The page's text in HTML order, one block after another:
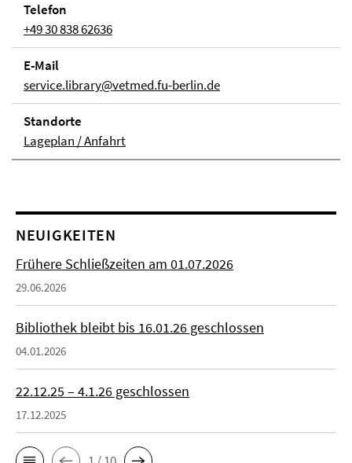
Telefon
+49 30 838 62636
E-Mail
service.library@vetmed.fu-berlin.de
Stand­orte
Lageplan / Anfahrt
NEUIGKEITEN
Frühere Schließzeiten am 01.07.2026
29.06.2026
Bibliothek bleibt bis 16.01.26 geschlossen
04.01.2026
22.12.25 – 4.1.26 geschlossen
17.12.2025